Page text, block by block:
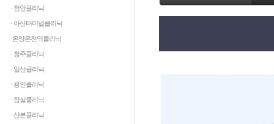
· 천안클리닉
· 아산터미널클리닉
·온양온천역클리닉
· 청주클리닉
· 일산클리닉
· 용인클리닉
· 잠실클리닉
· 산본클리닉